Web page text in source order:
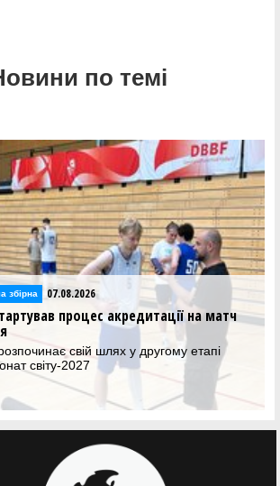
по темі
збірна 07.08.2026
процес акредитації на матч
свій шлях у другому етапі
світу-2027